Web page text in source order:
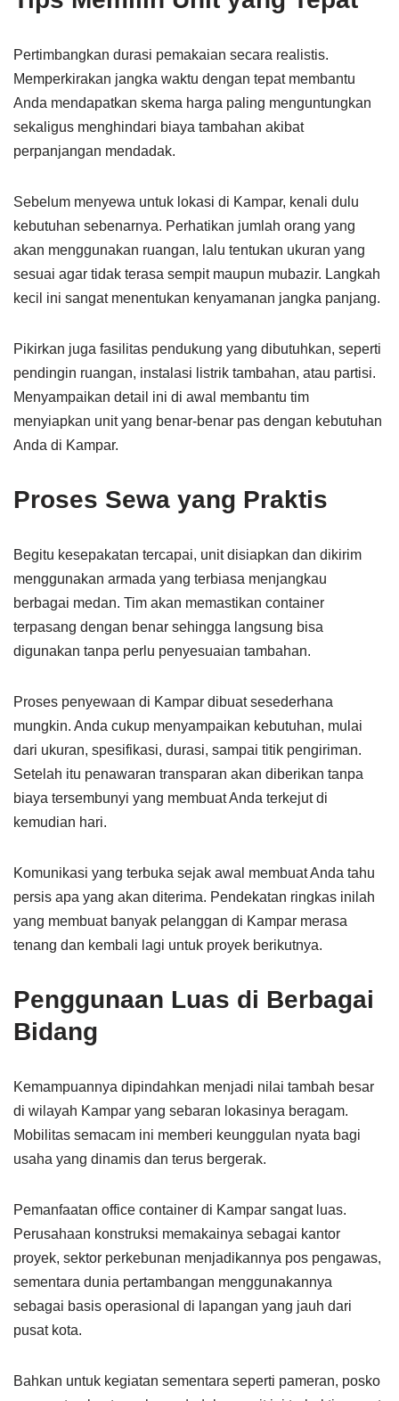
Pertimbangkan durasi pemakaian secara realistis.
Memperkirakan jangka waktu dengan tepat membantu
Anda mendapatkan skema harga paling menguntungkan
sekaligus menghindari biaya tambahan akibat
perpanjangan mendadak.
Sebelum menyewa untuk lokasi di Kampar, kenali dulu
kebutuhan sebenarnya. Perhatikan jumlah orang yang
akan menggunakan ruangan, lalu tentukan ukuran yang
sesuai agar tidak terasa sempit maupun mubazir. Langkah
kecil ini sangat menentukan kenyamanan jangka panjang.
Pikirkan juga fasilitas pendukung yang dibutuhkan, seperti
pendingin ruangan, instalasi listrik tambahan, atau partisi.
Menyampaikan detail ini di awal membantu tim
menyiapkan unit yang benar-benar pas dengan kebutuhan
Anda di Kampar.
Proses Sewa yang Praktis
Begitu kesepakatan tercapai, unit disiapkan dan dikirim
menggunakan armada yang terbiasa menjangkau
berbagai medan. Tim akan memastikan container
terpasang dengan benar sehingga langsung bisa
digunakan tanpa perlu penyesuaian tambahan.
Proses penyewaan di Kampar dibuat sesederhana
mungkin. Anda cukup menyampaikan kebutuhan, mulai
dari ukuran, spesifikasi, durasi, sampai titik pengiriman.
Setelah itu penawaran transparan akan diberikan tanpa
biaya tersembunyi yang membuat Anda terkejut di
kemudian hari.
Komunikasi yang terbuka sejak awal membuat Anda tahu
persis apa yang akan diterima. Pendekatan ringkas inilah
yang membuat banyak pelanggan di Kampar merasa
tenang dan kembali lagi untuk proyek berikutnya.
Penggunaan Luas di Berbagai
Bidang
Kemampuannya dipindahkan menjadi nilai tambah besar
di wilayah Kampar yang sebaran lokasinya beragam.
Mobilitas semacam ini memberi keunggulan nyata bagi
usaha yang dinamis dan terus bergerak.
Pemanfaatan office container di Kampar sangat luas.
Perusahaan konstruksi memakainya sebagai kantor
proyek, sektor perkebunan menjadikannya pos pengawas,
sementara dunia pertambangan menggunakannya
sebagai basis operasional di lapangan yang jauh dari
pusat kota.
Bahkan untuk kegiatan sementara seperti pameran, posko